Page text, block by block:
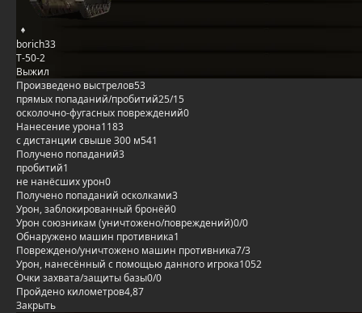
borich33
Т-50-2
Выжил
Произведено выстрелов53
прямых попаданий/пробитий25/15
осколочно-фугасных повреждений0
Нанесение урона1183
с дистанции свыше 300 м541
Получено попаданий3
пробитий1
не нанёсших урон0
Получено попаданий осколками3
Урон, заблокированный бронёй0
Урон союзникам (уничтожено/повреждений)0/0
Обнаружено машин противника1
Повреждено/уничтожено машин противника7/3
Урон, нанесённый с помощью данного игрока1052
Очки захвата/защиты базы0/0
Пройдено километров4,87
Закрыть